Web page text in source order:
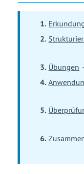
Übungen